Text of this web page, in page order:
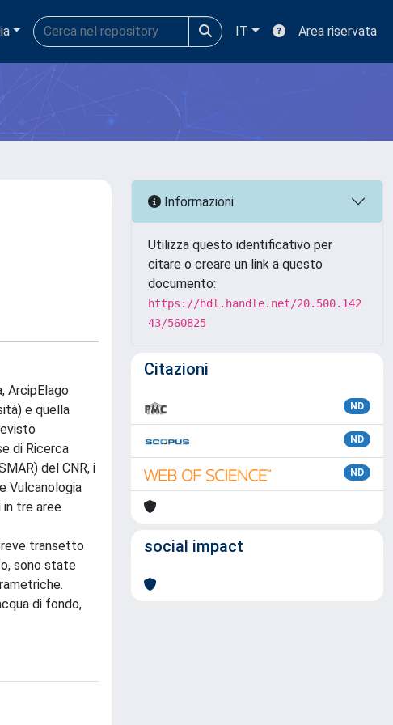
IT Area riservata
ArcipElago
e quella
di Ricerca
del CNR, i
Vulcanologia
in tre aree
transetto
sono state
di fondo,
Informazioni
Utilizza questo identificativo per
citare o creare un link a questo
documento:
https://hdl.handle.net/20.500.142
43/560825
Citazioni
ND
ND
ND
social impact